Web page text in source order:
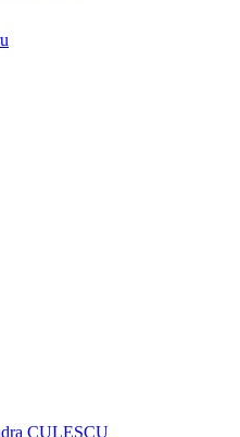
CULESCU